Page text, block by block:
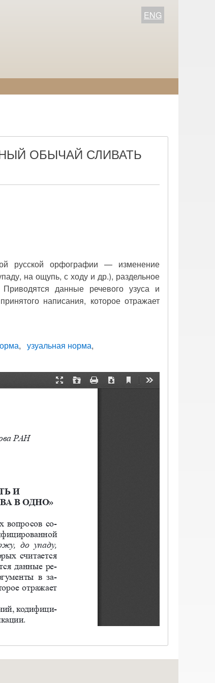
ENG
ОБЫЧАЙ СЛИВАТЬ
русской орфографии — изменение
на ощупь, с ходу и др.), раздельное
Приводятся данные речевого узуса и
написания, которое отражает
узуальная норма